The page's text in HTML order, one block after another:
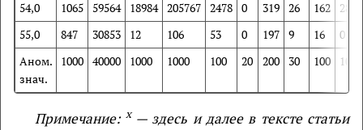
54,0
1065 59564 18984 205767 2478 0 319 26 162
2826
55,0
847 30853 12 106 53 0 197 9 16
0
Аном.
знач.
1000 40000 1000 1000 100 20 200 30 100 100
Примечание: х— здесь и далее в тексте статьи